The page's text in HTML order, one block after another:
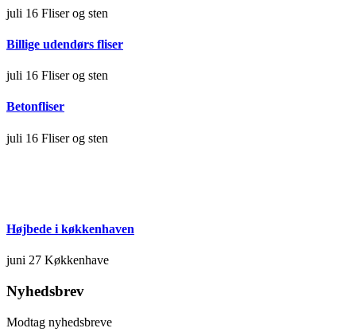
juli 16 Fliser og sten
Billige udendørs fliser
juli 16 Fliser og sten
Betonfliser
juli 16 Fliser og sten
Højbede i køkkenhaven
juni 27 Køkkenhave
Nyhedsbrev
Modtag nyhedsbreve